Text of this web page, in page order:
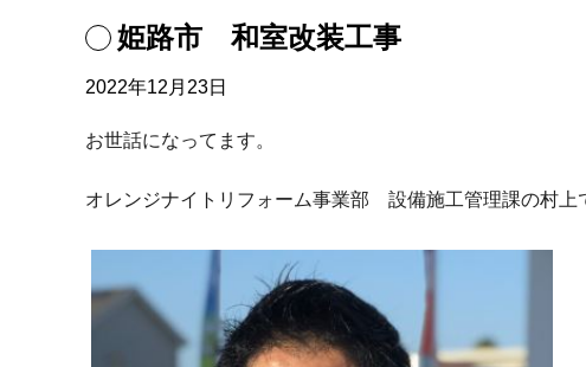
姫路市 和室改装工事
2022年12月23日
お世話になってます。
オレンジナイトリフォーム事業部 設備施工管理課の村上